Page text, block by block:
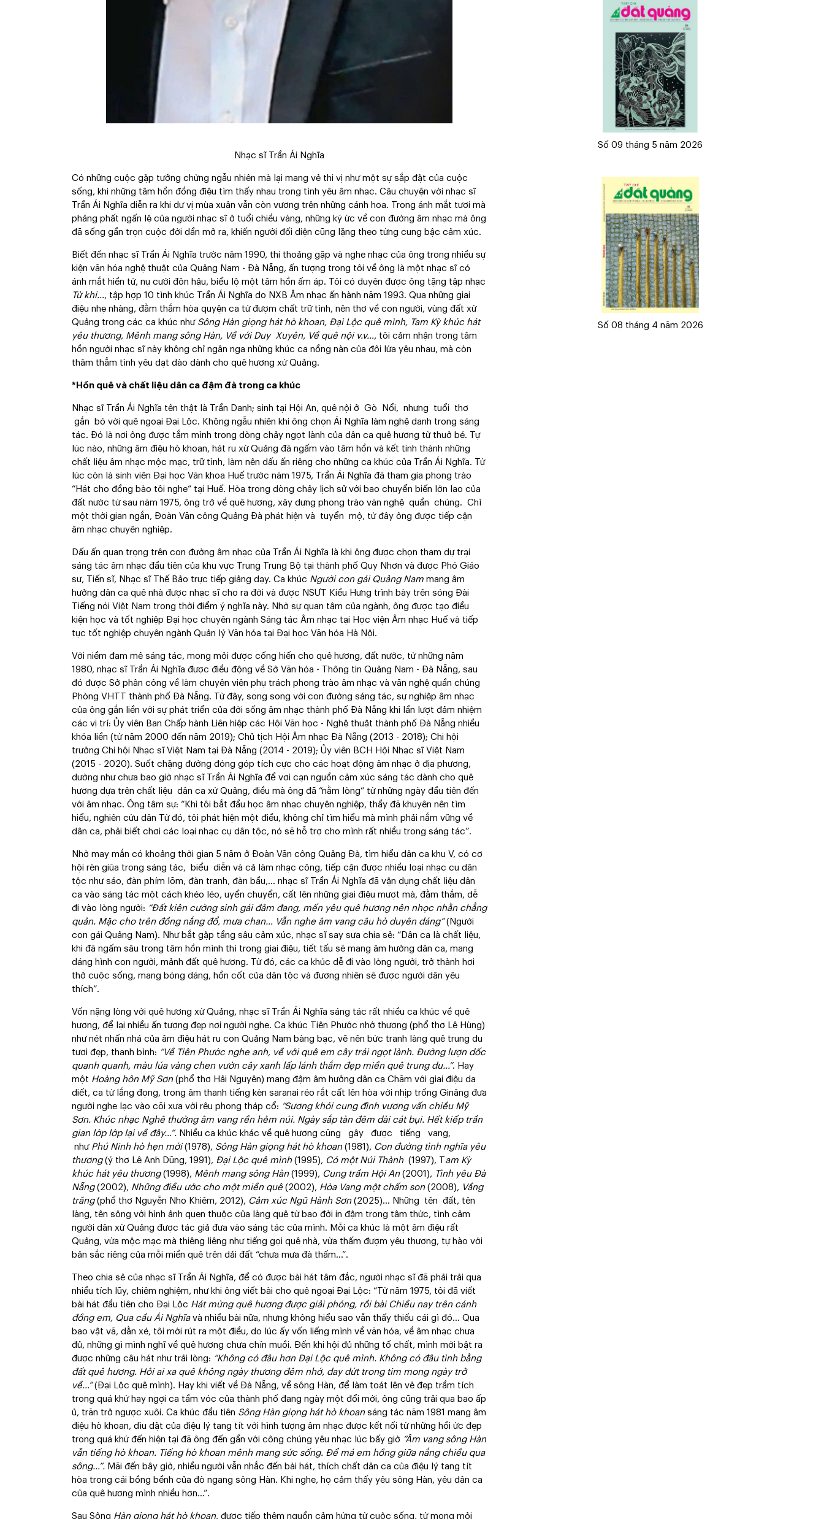
Nhạc sĩ Trần Ái Nghĩa
Có những cuộc gặp tưởng chừng ngẫu nhiên mà lại mang vẻ thi vị như một sự sắp đặt của cuộc
sống, khi những tâm hồn đồng điệu tìm thấy nhau trong tình yêu âm nhạc. Câu chuyện với nhạc sĩ
Trần Ái Nghĩa diễn ra khi dư vị mùa xuân vẫn còn vương trên những cánh hoa. Trong ánh mắt tươi mà
phảng phất ngấn lệ của người nhạc sĩ ở tuổi chiều vàng, những ký ức về con đường âm nhạc mà ông
đã sống gần trọn cuộc đời dần mở ra, khiến người đối diện cũng lặng theo từng cung bậc cảm xúc.
Biết đến nhạc sĩ Trần Ái Nghĩa trước năm 1990, thi thoảng gặp và nghe nhạc của ông trong nhiều sự
kiện văn hóa nghệ thuật của Quảng Nam - Đà Nẵng, ấn tượng trong tôi về ông là một nhạc sĩ có
ánh mắt hiền từ, nụ cười đôn hậu, biểu lộ một tâm hồn ấm áp. Tôi có duyên được ông tặng tập nhạc
Từ khi…, tập hợp 10 tình khúc Trần Ái Nghĩa do NXB Âm nhạc ấn hành năm 1993. Qua những giai
điệu nhẹ nhàng, đằm thắm hòa quyện ca từ đượm chất trữ tình, nên thơ về con người, vùng đất xứ
Quảng trong các ca khúc như Sông Hàn giọng hát hò khoan, Đại Lộc quê mình, Tam Kỳ khúc hát
yêu thương, Mênh mang sông Hàn, Về với Duy Xuyên, Về quê nội v.v…, tôi cảm nhận trong tâm
hồn người nhạc sĩ này không chỉ ngân nga những khúc ca nồng nàn của đôi lứa yêu nhau, mà còn
thăm thẳm tình yêu dạt dào dành cho quê hương xứ Quảng.
*Hồn quê và chất liệu dân ca đậm đà trong ca khúc
Nhạc sĩ Trần Ái Nghĩa tên thật là Trần Danh; sinh tại Hội An, quê nội ở Gò Nổi, nhưng tuổi thơ
gắn bó với quê ngoại Đại Lộc. Không ngẫu nhiên khi ông chọn Ái Nghĩa làm nghệ danh trong sáng
tác. Đó là nơi ông được tắm mình trong dòng chảy ngọt lành của dân ca quê hương từ thuở bé. Tự
lúc nào, những âm điệu hò khoan, hát ru xứ Quảng đã ngấm vào tâm hồn và kết tinh thành những
chất liệu âm nhạc mộc mạc, trữ tình, làm nên dấu ấn riêng cho những ca khúc của Trần Ái Nghĩa. Từ
lúc còn là sinh viên Đại học Văn khoa Huế trước năm 1975, Trần Ái Nghĩa đã tham gia phong trào
“Hát cho đồng bào tôi nghe” tại Huế. Hòa trong dòng chảy lịch sử với bao chuyển biến lớn lao của
đất nước từ sau năm 1975, ông trở về quê hương, xây dựng phong trào văn nghệ quần chúng. Chỉ
một thời gian ngắn, Đoàn Văn công Quảng Đà phát hiện và tuyển mộ, từ đây ông được tiếp cận
âm nhạc chuyên nghiệp.
Dấu ấn quan trọng trên con đường âm nhạc của Trần Ái Nghĩa là khi ông được chọn tham dự trại
sáng tác âm nhạc đầu tiên của khu vực Trung Trung Bộ tại thành phố Quy Nhơn và được Phó Giáo
sư, Tiến sĩ, Nhạc sĩ Thế Bảo trực tiếp giảng dạy. Ca khúc Người con gái Quảng Nam mang âm
hưởng dân ca quê nhà được nhạc sĩ cho ra đời và được NSƯT Kiều Hưng trình bày trên sóng Đài
Tiếng nói Việt Nam trong thời điểm ý nghĩa này. Nhờ sự quan tâm của ngành, ông được tạo điều
kiện học và tốt nghiệp Đại học chuyên ngành Sáng tác Âm nhạc tại Học viện Âm nhạc Huế và tiếp
tục tốt nghiệp chuyên ngành Quản lý Văn hóa tại Đại học Văn hóa Hà Nội.
Với niềm đam mê sáng tác, mong mỏi được cống hiến cho quê hương, đất nước, từ những năm
1980, nhạc sĩ Trần Ái Nghĩa được điều động về Sở Văn hóa - Thông tin Quảng Nam - Đà Nẵng, sau
đó được Sở phân công về làm chuyên viên phụ trách phong trào âm nhạc và văn nghệ quần chúng
Phòng VHTT thành phố Đà Nẵng. Từ đây, song song với con đường sáng tác, sự nghiệp âm nhạc
của ông gắn liền với sự phát triển của đời sống âm nhạc thành phố Đà Nẵng khi lần lượt đảm nhiệm
các vị trí: Ủy viên Ban Chấp hành Liên hiệp các Hội Văn học - Nghệ thuật thành phố Đà Nẵng nhiều
khóa liền (từ năm 2000 đến năm 2019); Chủ tịch Hội Âm nhạc Đà Nẵng (2013 - 2018); Chi hội
trưởng Chi hội Nhạc sĩ Việt Nam tại Đà Nẵng (2014 - 2019); Ủy viên BCH Hội Nhạc sĩ Việt Nam
(2015 - 2020). Suốt chặng đường đóng góp tích cực cho các hoạt động âm nhạc ở địa phương,
dường như chưa bao giờ nhạc sĩ Trần Ái Nghĩa để vơi cạn nguồn cảm xúc sáng tác dành cho quê
hương dựa trên chất liệu dân ca xứ Quảng, điều mà ông đã “nằm lòng” từ những ngày đầu tiên đến
với âm nhạc. Ông tâm sự: “Khi tôi bắt đầu học âm nhạc chuyên nghiệp, thầy đã khuyên nên tìm
hiểu, nghiên cứu dân Từ đó, tôi phát hiện một điều, không chỉ tìm hiểu mà mình phải nắm vững về
dân ca, phải biết chơi các loại nhạc cụ dân tộc, nó sẽ hỗ trợ cho mình rất nhiều trong sáng tác”.
Nhờ may mắn có khoảng thời gian 5 năm ở Đoàn Văn công Quảng Đà, tìm hiểu dân ca khu V, có cơ
hội rèn giũa trong sáng tác, biểu diễn và cả làm nhạc công, tiếp cận được nhiều loại nhạc cụ dân
tộc như sáo, đàn phím lõm, đàn tranh, đàn bầu,… nhạc sĩ Trần Ái Nghĩa đã vận dụng chất liệu dân
ca vào sáng tác một cách khéo léo, uyển chuyển, cất lên những giai điệu mượt mà, đằm thắm, dễ
đi vào lòng người: “Đất kiên cường sinh gái đảm đang, mến yêu quê hương nên nhọc nhằn chẳng
quản. Mặc cho trên đồng nắng đổ, mưa chan… Vẫn nghe âm vang câu hò duyên dáng”(Người
con gái Quảng Nam). Như bắt gặp tầng sâu cảm xúc, nhạc sĩ say sưa chia sẻ: “Dân ca là chất liệu,
khi đã ngấm sâu trong tâm hồn mình thì trong giai điệu, tiết tấu sẽ mang âm hưởng dân ca, mang
dáng hình con người, mảnh đất quê hương. Từ đó, các ca khúc dễ đi vào lòng người, trở thành hơi
thở cuộc sống, mang bóng dáng, hồn cốt của dân tộc và đương nhiên sẽ được người dân yêu
thích”.
Vốn nặng lòng với quê hương xứ Quảng, nhạc sĩ Trần Ái Nghĩa sáng tác rất nhiều ca khúc về quê
hương, để lại nhiều ấn tượng đẹp nơi người nghe. Ca khúc Tiên Phước nhớ thương (phổ thơ Lê Hùng)
như nét nhấn nhá của âm điệu hát ru con Quảng Nam bàng bạc, vẽ nên bức tranh làng quê trung du
tươi đẹp, thanh bình: “Về Tiên Phước nghe anh, về với quê em cây trái ngọt lành. Đường lượn dốc
quanh quanh, màu lúa vàng chen vườn cây xanh lấp lánh thắm đẹp miền quê trung du...”. Hay
một Hoàng hôn Mỹ Sơn (phổ thơ Hải Nguyên) mang đậm âm hưởng dân ca Chăm với giai điệu da
diết, ca từ lắng đọng, trong âm thanh tiếng kèn saranai réo rắt cất lên hòa với nhịp trống Ginăng đưa
người nghe lạc vào cõi xưa với rêu phong tháp cổ: “Sương khói cung đình vương vấn chiều Mỹ
Sơn. Khúc nhạc Nghê thường âm vang rền hẻm núi. Ngày sắp tàn đêm dài cát bụi. Hết kiếp trần
gian lớp lớp lại về đây…”. Nhiều ca khúc khác về quê hương cũng gây được tiếng vang,
như Phú Ninh hò hẹn mới (1978), Sông Hàn giọng hát hò khoan (1981), Con đường tình nghĩa yêu
thương (ý thơ Lê Anh Dũng, 1991), Đại Lộc quê mình (1995), Có một Núi Thành (1997), T am Kỳ
khúc hát yêu thương (1998), Mênh mang sông Hàn (1999), Cung trầm Hội An (2001), Tình yêu Đà
Nẵng (2002), Những điều ước cho một miền quê (2002), Hòa Vang một chấm son (2008), Vầng
trăng (phổ thơ Nguyễn Nho Khiêm, 2012), Cảm xúc Ngũ Hành Sơn (2025)… Những tên đất, tên
làng, tên sông với hình ảnh quen thuộc của làng quê từ bao đời in đậm trong tâm thức, tình cảm
người dân xứ Quảng được tác giả đưa vào sáng tác của mình. Mỗi ca khúc là một âm điệu rất
Quảng, vừa mộc mạc mà thiêng liêng như tiếng gọi quê nhà, vừa thấm đượm yêu thương, tự hào với
bản sắc riêng của mỗi miền quê trên dải đất “chưa mưa đà thấm…”.
Theo chia sẻ của nhạc sĩ Trần Ái Nghĩa, để có được bài hát tâm đắc, người nhạc sĩ đã phải trải qua
nhiều tích lũy, chiêm nghiệm, như khi ông viết bài cho quê ngoại Đại Lộc: “Từ năm 1975, tôi đã viết
bài hát đầu tiên cho Đại Lộc Hát mừng quê hương được giải phóng, rồi bài Chiều nay trên cánh
đồng em, Qua cầu Ái Nghĩa và nhiều bài nữa, nhưng không hiểu sao vẫn thấy thiếu cái gì đó… Qua
bao vật vã, dằn xé, tôi mới rút ra một điều, do lúc ấy vốn liếng mình về văn hóa, về âm nhạc chưa
đủ, những gì mình nghĩ về quê hương chưa chín muồi. Đến khi hội đủ những tố chất, mình mới bật ra
được những câu hát như trải lòng: “Không có đâu hơn Đại Lộc quê mình. Không có đâu tình bằng
đất quê hương. Hỏi ai xa quê không ngày thương đêm nhớ, day dứt trong tim mong ngày trở
về…”(Đại Lộc quê mình). Hay khi viết về Đà Nẵng, về sông Hàn, để làm toát lên vẻ đẹp trầm tích
trong quá khứ hay ngợi ca tầm vóc của thành phố đang ngày một đổi mới, ông cũng trải qua bao ấp
ủ, trăn trở ngược xuôi. Ca khúc đầu tiên Sông Hàn giọng hát hò khoan sáng tác năm 1981 mang âm
điệu hò khoan, dìu dặt của điệu lý tang tít với hình tượng âm nhạc được kết nối từ những hồi ức đẹp
trong quá khứ đến hiện tại đã ông đến gần với công chúng yêu nhạc lúc bấy giờ “Âm vang sông Hàn
vẫn tiếng hò khoan. Tiếng hò khoan mênh mang sức sống. Để má em hồng giữa nắng chiều qua
sông…”. Mãi đến bây giờ, nhiều người vẫn nhắc đến bài hát, thích chất dân ca của điệu lý tang tít
hòa trong cái bồng bềnh của đò ngang sông Hàn. Khi nghe, họ cảm thấy yêu sông Hàn, yêu dân ca
của quê hương mình nhiều hơn...”.
Sau Sông Hàn giọng hát hò khoan, được tiếp thêm nguồn cảm hứng từ cuộc sống, từ mong mỏi
Số 09 tháng 5 năm 2026
Số 08 tháng 4 năm 2026